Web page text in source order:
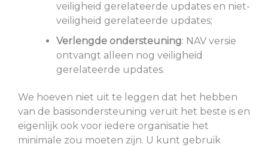
veiligheid gerelateerde updates en niet-
veiligheid gerelateerde updates;
Verlengde ondersteuning: NAV versie
ontvangt alleen nog veiligheid
gerelateerde updates.
We hoeven niet uit te leggen dat het hebben
van de basisondersteuning veruit het beste is en
eigenlijk ook voor iedere organisatie het
minimale zou moeten zijn. U kunt gebruik